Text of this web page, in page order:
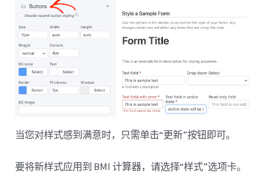
当您对样式感到满意时，只需单击“更新”按钮即可。
要将新样式应用到 BMI 计算器，请选择“样式”选项卡。